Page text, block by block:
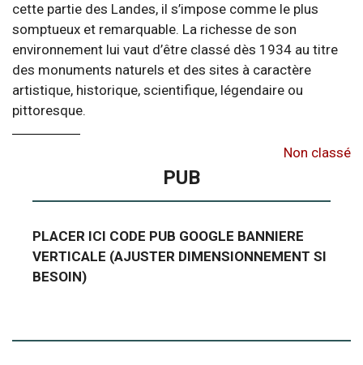
cette partie des Landes, il s’impose comme le plus
somptueux et remarquable. La richesse de son
environnement lui vaut d’être classé dès 1934 au titre
des monuments naturels et des sites à caractère
artistique, historique, scientifique, légendaire ou
pittoresque.
Non classé
PUB
PLACER ICI CODE PUB GOOGLE BANNIERE
VERTICALE (AJUSTER DIMENSIONNEMENT SI
BESOIN)